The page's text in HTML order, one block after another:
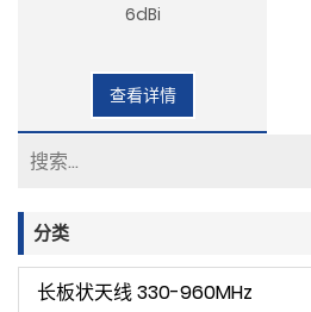
分类
长板状天线 330-960MHz
6dBi
查看详情